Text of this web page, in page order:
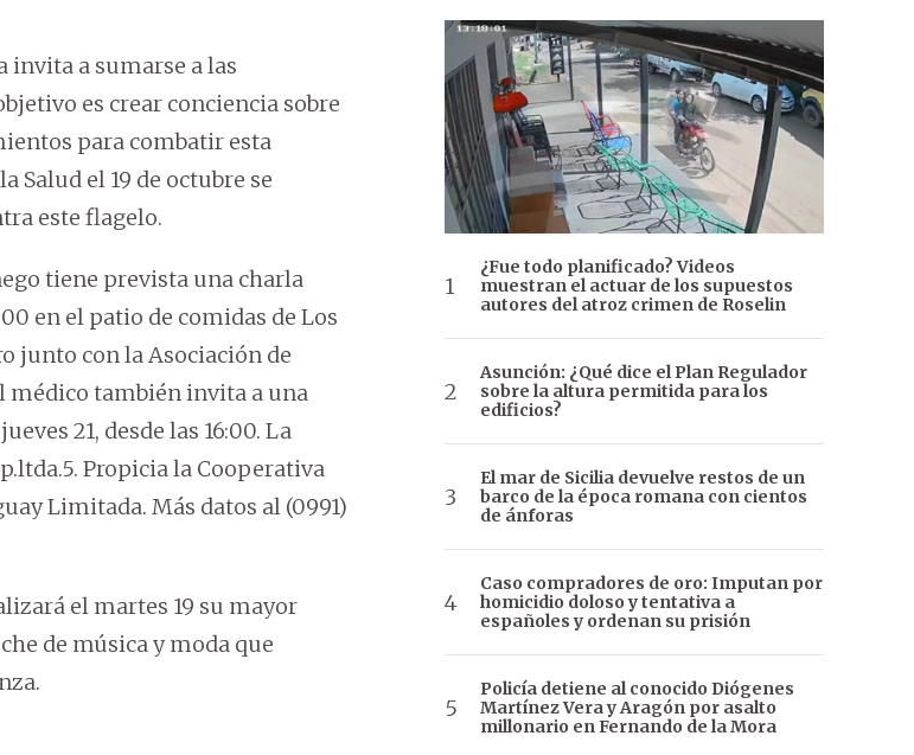
invita a sumarse a las
es crear conciencia sobre
para combatir esta
Salud el 19 de octubre se
este flagelo.
tiene prevista una charla
en el patio de comidas de Los
junto con la Asociación de
médico también invita a una
21, desde las 16:00. La
Propicia la Cooperativa
Limitada. Más datos al (0991)
el martes 19 su mayor
de música y moda que
¿Fue todo planificado? Videos
muestran el actuar de los supuestos
autores del atroz crimen de Roselin
Asunción: ¿Qué dice el Plan Regulador
sobre la altura permitida para los
edificios?
El mar de Sicilia devuelve restos de un
barco de la época romana con cientos
de ánforas
Caso compradores de oro: Imputan por
homicidio doloso y tentativa a
españoles y ordenan su prisión
Policía detiene al conocido Diógenes
Martínez Vera y Aragón por asalto
millonario en Fernando de la Mora